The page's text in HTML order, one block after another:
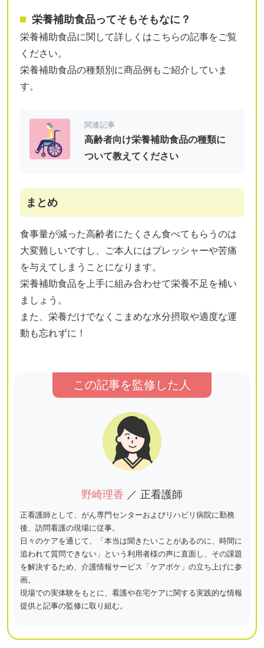
栄養補助食品ってそもそもなに？
栄養補助食品に関して詳しくはこちらの記事をご覧
ください。
栄養補助食品の種類別に商品例もご紹介していま
す。
関連記事
高齢者向け栄養補助食品の種類に
ついて教えてください
まとめ
食事量が減った高齢者にたくさん食べてもらうのは
大変難しいですし、ご本人にはプレッシャーや苦痛
を与えてしまうことになります。
栄養補助食品を上手に組み合わせて栄養不足を補い
ましょう。
また、栄養だけでなくこまめな水分摂取や適度な運
動も忘れずに！
この記事を監修した人
野崎理香 ／ 正看護師
正看護師として、がん専門センターおよびリハビリ病院に勤務
後、訪問看護の現場に従事。
日々のケアを通じて、「本当は聞きたいことがあるのに、時間に
追われて質問できない」という利用者様の声に直面し、その課題
を解決するため、介護情報サービス「ケアポケ」の立ち上げに参
画。
現場での実体験をもとに、看護や在宅ケアに関する実践的な情報
提供と記事の監修に取り組む。